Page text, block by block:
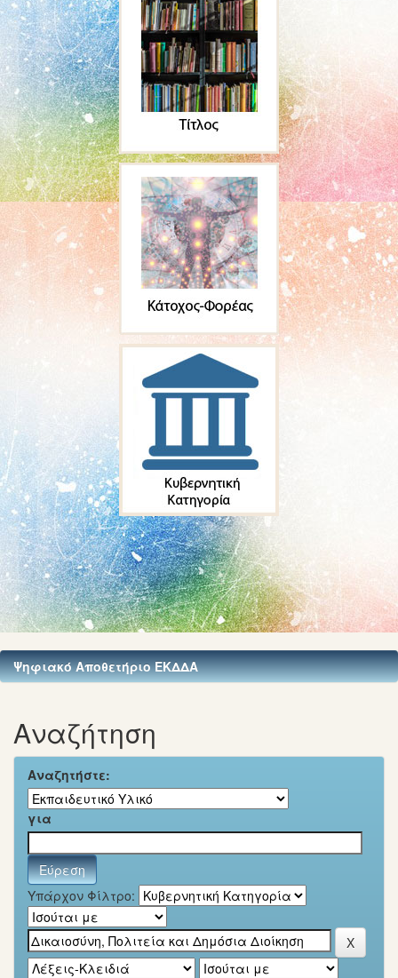
Ψηφιακό Αποθετήριο ΕΚΔΔΑ
Αναζήτηση
Αναζητήστε:
για
Υπάρχον Φίλτρο: